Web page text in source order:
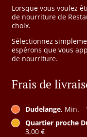
Lorsque vous voulez
de nourriture de
choix.
Sélectionnez
espérons que vous
de nourriture.
Frais de
Dudelange, Min. -
Quartier proche
3,00 €